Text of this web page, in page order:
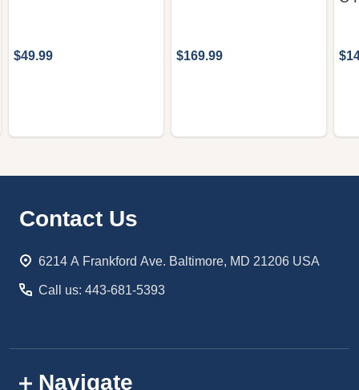
$49.99 $169.99
Footer
Contact Us
6214 A Frankford Ave. Baltimore, MD 21206 USA
Call us: 443-681-5393
Navigate